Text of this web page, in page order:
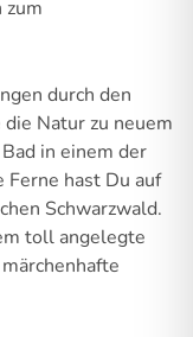
durch den
Natur zu neuem
in einem der
Ferne hast Du auf
Schwarzwald.
toll angelegte